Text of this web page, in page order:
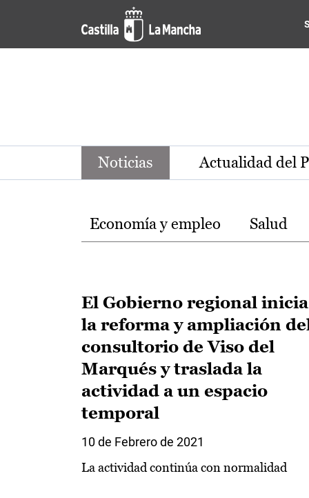
Pasar al contenido principal
Noticias de la región de
Noticias Actualidad del
Temas
Economía y empleo Salud
El Gobierno regional inicia
la reforma y ampliación
consultorio de Viso del
Marqués y traslada la
actividad a un espacio
temporal
10 de Febrero de 2021
La actividad continúa con normalidad